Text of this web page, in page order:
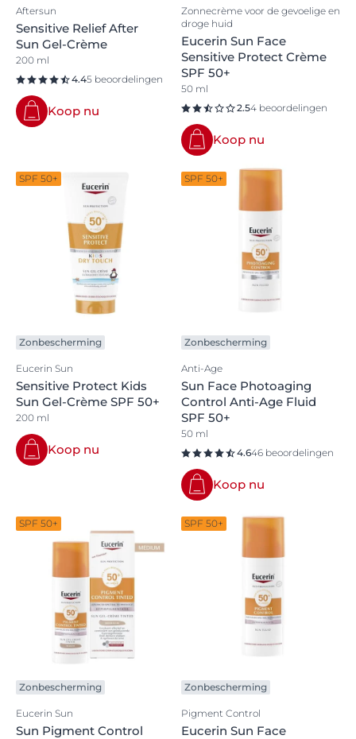
Aftersun
Sensitive Relief After
Sun Gel-Crème
200 ml
4.45 beoordelingen
Koop nu
Zonnecrème voor de gevoelige en
droge huid
Eucerin Sun Face
Sensitive Protect Crème
SPF 50+
50 ml
2.54 beoordelingen
Koop nu
SPF 50+
Zonbescherming
Eucerin Sun
Sensitive Protect Kids
Sun Gel-Crème SPF 50+
200 ml
Koop nu
SPF 50+
Zonbescherming
Anti-Age
Sun Face Photoaging
Control Anti-Age Fluid
SPF 50+
50 ml
4.646 beoordelingen
Koop nu
SPF 50+
Zonbescherming
Eucerin Sun
Sun Pigment Control
SPF 50+
Zonbescherming
Pigment Control
Eucerin Sun Face